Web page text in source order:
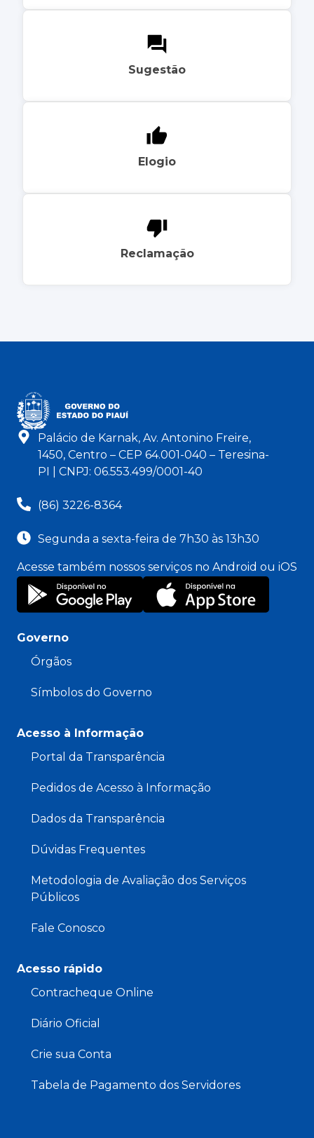
Sugestão
Elogio
Reclamação
Palácio de Karnak, Av. Antonino Freire,
1450, Centro – CEP 64.001-040 – Teresina-
PI | CNPJ: 06.553.499/0001-40
(86) 3226-8364
Segunda a sexta-feira de 7h30 às 13h30
Acesse também nossos serviços no Android ou iOS
Governo
Órgãos
Símbolos do Governo
Acesso à Informação
Portal da Transparência
Pedidos de Acesso à Informação
Dados da Transparência
Dúvidas Frequentes
Metodologia de Avaliação dos Serviços
Públicos
Fale Conosco
Acesso rápido
Contracheque Online
Diário Oficial
Crie sua Conta
Tabela de Pagamento dos Servidores